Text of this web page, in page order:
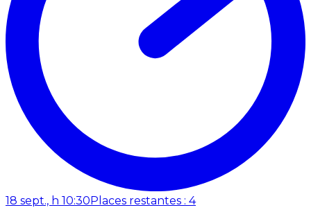
18 sept., h 10:30 Places restantes : 4